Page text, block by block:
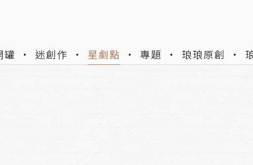
罐 迷創作 星劇點 專題 琅琅原創